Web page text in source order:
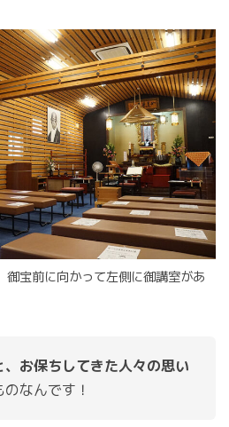
御宝前に向かって左側に御講室があ
、お保ちしてきた人々の思い
なんです！